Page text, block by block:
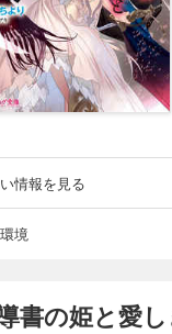
情報を見る
境
書の姫と愛